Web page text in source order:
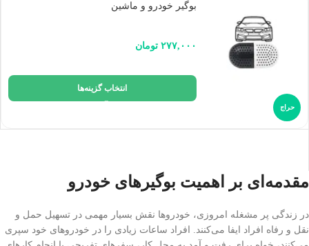
حراج
بوگیر خودرو و ماشین
۲۷۷,۰۰۰ تومان
انتخاب گزینه‌ها
مقدمه‌ای بر اهمیت بوگیرهای خودرو
در زندگی پر مشغله امروزی، خودروها نقش بسیار مهمی در تسهیل حمل و
نقل و رفاه افراد ایفا می‌کنند. افراد ساعات زیادی را در خودروهای خود سپری